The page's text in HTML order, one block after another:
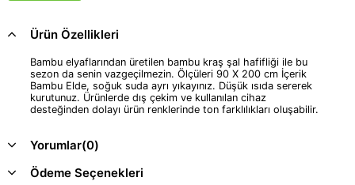
Ürün Özellikleri
Bambu elyaflarından üretilen bambu kraş şal hafifliği ile bu
sezon da senin vazgeçilmezin. Ölçüleri 90 X 200 cm İçerik
Bambu Elde, soğuk suda ayrı yıkayınız. Düşük ısıda sererek
kurutunuz. Ürünlerde dış çekim ve kullanılan cihaz
desteğinden dolayı ürün renklerinde ton farklılıkları oluşabilir.
Yorumlar(0)
Ödeme Seçenekleri